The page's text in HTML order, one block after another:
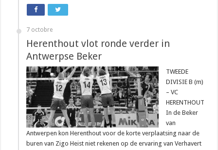
7 octobre
Herenthout vlot ronde verder in
Antwerpse Beker
TWEEDE
DIVISIE B (m)
– VC
HERENTHOUT
In de Beker
van
Antwerpen kon Herenthout voor de korte verplaatsing naar de
buren van Zigo Heist niet rekenen op de ervaring van Verhavert